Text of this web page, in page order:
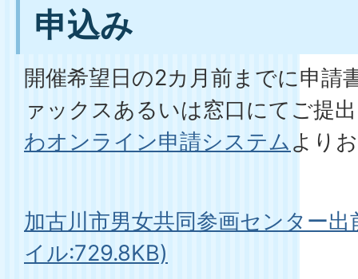
申込み
開催希望日の2カ月前までに申請
ァックスあるいは窓口にてご提
わオンライン申請システムより
加古川市男女共同参画センター
イル:729.8KB)